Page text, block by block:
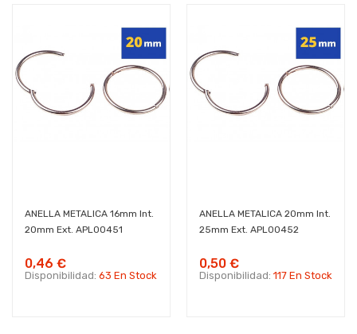
ANELLA METALICA 16mm Int.
20mm Ext. APL00451
0,46 €
Disponibilidad: 63 En Stock
ANELLA METALICA 20mm Int.
25mm Ext. APL00452
0,50 €
Disponibilidad: 117 En Stock